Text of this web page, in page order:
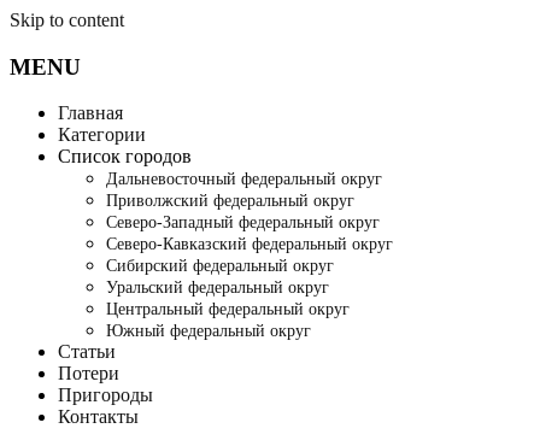
Skip to content
MENU
Главная
Категории
Список городов
Дальневосточный федеральный округ
Приволжский федеральный округ
Северо-Западный федеральный округ
Северо-Кавказский федеральный округ
Сибирский федеральный округ
Уральский федеральный округ
Центральный федеральный округ
Южный федеральный округ
Статьи
Потери
Пригороды
Контакты